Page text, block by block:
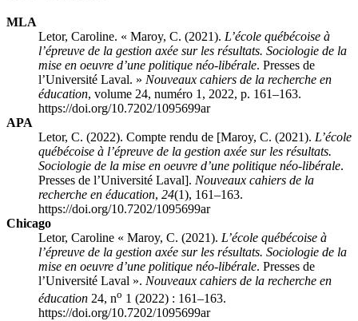
MLA
Letor, Caroline. « Maroy, C. (2021). L’école québécoise à
l’épreuve de la gestion axée sur les résultats. Sociologie de la
mise en oeuvre d’une politique néo-libérale. Presses de
l’Université Laval. » Nouveaux cahiers de la recherche en
éducation, volume 24, numéro 1, 2022, p. 161–163.
https://doi.org/10.7202/1095699ar
APA
Letor, C. (2022). Compte rendu de [Maroy, C. (2021). L’école
québécoise à l’épreuve de la gestion axée sur les résultats.
Sociologie de la mise en oeuvre d’une politique néo-libérale.
Presses de l’Université Laval]. Nouveaux cahiers de la
recherche en éducation, 24(1), 161–163.
https://doi.org/10.7202/1095699ar
Chicago
Letor, Caroline « Maroy, C. (2021). L’école québécoise à
l’épreuve de la gestion axée sur les résultats. Sociologie de la
mise en oeuvre d’une politique néo-libérale. Presses de
l’Université Laval ». Nouveaux cahiers de la recherche en
éducation 24, no 1 (2022) : 161–163.
https://doi.org/10.7202/1095699ar